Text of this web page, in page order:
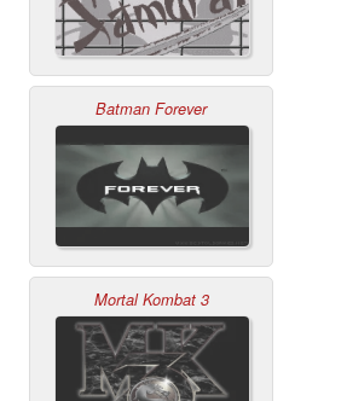
Batman Forever
Mortal Kombat 3